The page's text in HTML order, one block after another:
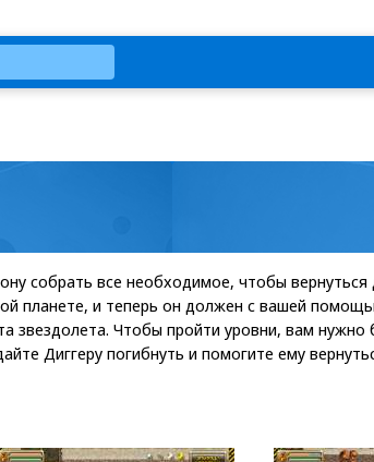
собрать все необходимое, чтобы вернуться
планете, и теперь он должен с вашей
звездолета. Чтобы пройти уровни, вам нужно
Диггеру погибнуть и помогите ему